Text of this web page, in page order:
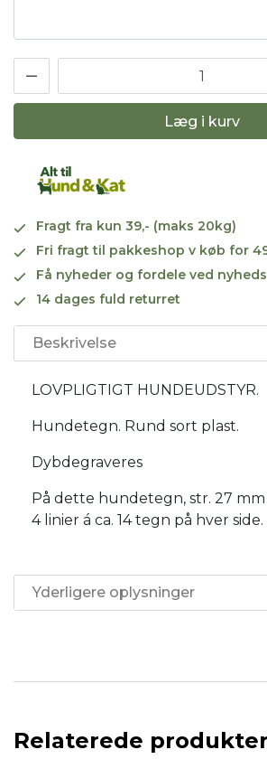
Læg i kurv
Fragt fra kun 39,- (maks 20kg)
Fri fragt til pakkeshop v køb for
Få nyheder og fordele ved
14 dages fuld returret
Beskrivelse
LOVPLIGTIGT HUNDEUDSTYR.
Hundetegn. Rund sort plast.
Dybdegraveres
På dette hundetegn, str. 27
4 linier á ca. 14 tegn på hver side.
Yderligere oplysninger
Relaterede produkter